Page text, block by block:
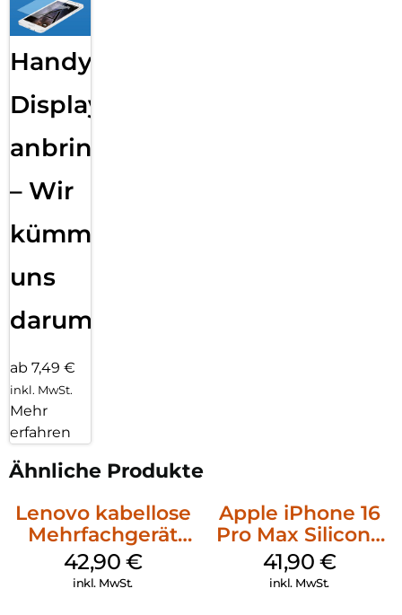
Handy
Displayfolie
anbringen
– Wir
kümmern
uns
darum!
ab 7,49 €
inkl. MwSt.
Mehr
erfahren
Ähnliche Produkte
Lenovo kabellose
Mehrfachgerät
Luna Grey
42,90 €
inkl. MwSt.
Apple iPhone 16
Pro Max Silicone
Case MagSafe
Ultramarine
41,90 €
inkl. MwSt.